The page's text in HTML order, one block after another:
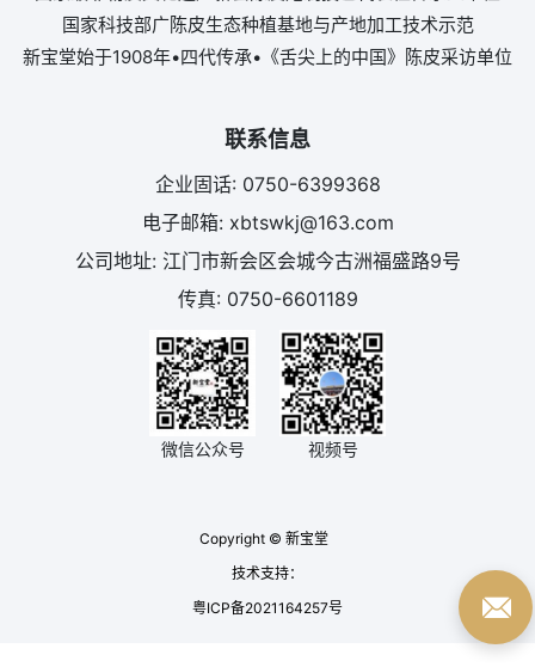
国家科技部广陈皮生态种植基地与产地加工技术示范
新宝堂始于1908年•四代传承•《舌尖上的中国》陈皮采访单位
联系信息
企业固话: 0750-6399368
电子邮箱: xbtswkj@163.com
公司地址: 江门市新会区会城今古洲福盛路9号
传真: 0750-6601189
微信公众号 视频号
Copyright © 新宝堂
技术支持：
粤ICP备2021164257号